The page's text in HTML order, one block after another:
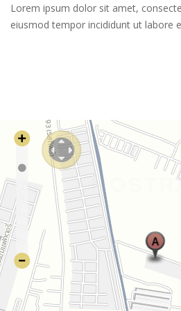
Lorem ipsum dolor sit amet,
eiusmod tempor incididunt ut labore